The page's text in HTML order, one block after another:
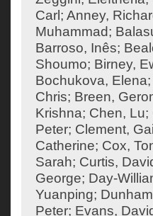
Carl ; Anney,
Muhammad;
Barroso, Inês;
Shoumo; Birney,
Bochukova, Elena;
Chris; Breen,
Krishna; Chen, Lu;
Peter; Clement, Gail
Catherine; Cox,
Sarah; Curtis,
George; Day-
Yuanping;
Peter; Evans,